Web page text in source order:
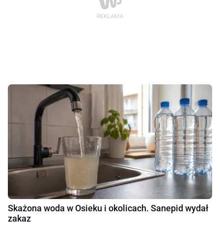
Skażona woda w Osieku i okolicach. Sanepid wydał
zakaz